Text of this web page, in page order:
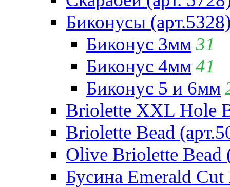
Биконусы
Биконус 3мм31
Биконус 4мм41
Биконус 5 и 6мм
Briolette XXL Hole
Briolette Bead
Olive Briolette Bead
Бусина Emerald Cut